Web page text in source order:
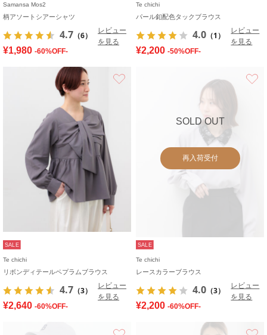
Samansa Mos2
柄アソートシアーシャツ
4.7 （6）
レビュー
を見る
¥1,980 -60%OFF-
Te chichi
パール釦配色タックブラウス
4.0 （1）
レビュー
を見る
¥2,200 -50%OFF-
SALE
Te chichi
リボンディテールペプラムブラウス
4.7 （3）
レビュー
を見る
¥2,640 -60%OFF-
SOLD OUT
再入荷受付
SALE
Te chichi
レースカラーブラウス
4.0 （3）
レビュー
を見る
¥2,200 -60%OFF-